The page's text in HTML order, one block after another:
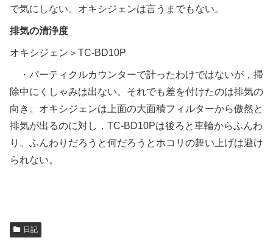
で気にしない。オキシジェンは言うまでもない。
排気の清浄度
オキシジェン＞TC-BD10P
・パーティクルカウンターで計ったわけではないが，掃
除中にくしゃみは出ない。それでも差を付けたのは排気の
向き。オキシジェンは上面の大面積フィルターから傲然と
排気が出るのに対し，TC-BD10Pは後ろと車輪からふんわ
り。ふんわりだろうと何だろうとホコリの舞い上げは避け
られない。
日記